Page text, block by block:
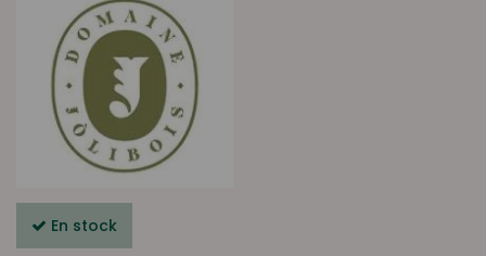
En stock